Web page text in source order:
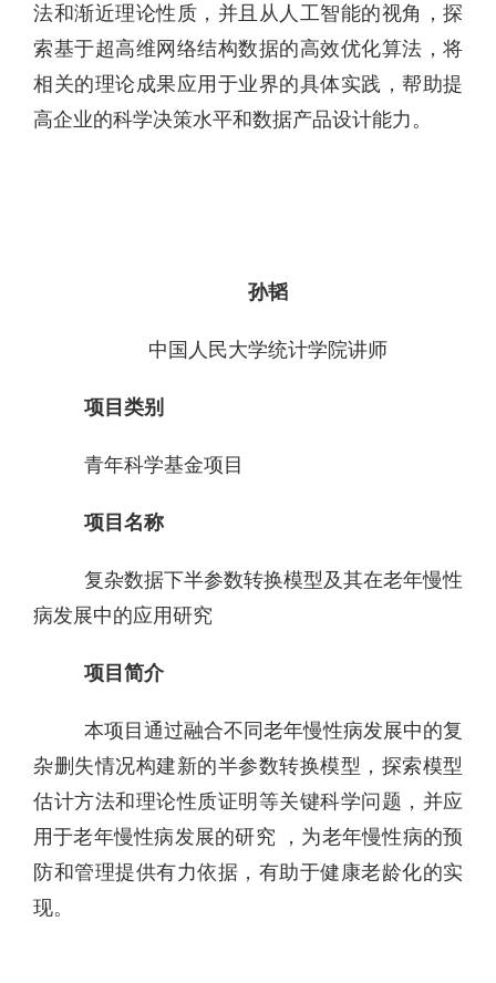
法和渐近理论性质，并且从人工智能的视角，探
索基于超高维网络结构数据的高效优化算法，将
相关的理论成果应用于业界的具体实践，帮助提
高企业的科学决策水平和数据产品设计能力。
孙韬
中国人民大学统计学院讲师
项目类别
青年科学基金项目
项目名称
复杂数据下半参数转换模型及其在老年慢性
病发展中的应用研究
项目简介
本项目通过融合不同老年慢性病发展中的复
杂删失情况构建新的半参数转换模型，探索模型
估计方法和理论性质证明等关键科学问题，并应
用于老年慢性病发展的研究 ，为老年慢性病的预
防和管理提供有力依据，有助于健康老龄化的实
现。